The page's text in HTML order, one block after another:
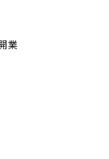
業